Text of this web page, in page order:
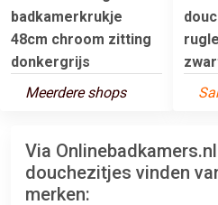
badkamerkrukje
48cm chroom zitting
donkergrijs
Meerdere shops
Via
douchezitjes vinden
merken: